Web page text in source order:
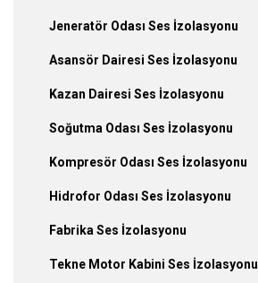
Jeneratör Odası Ses İzolasyonu
Asansör Dairesi Ses İzolasyonu
Kazan Dairesi Ses İzolasyonu
Soğutma Odası Ses İzolasyonu
Kompresör Odası Ses İzolasyonu
Hidrofor Odası Ses İzolasyonu
Fabrika Ses İzolasyonu
Tekne Motor Kabini Ses İzolasyonu